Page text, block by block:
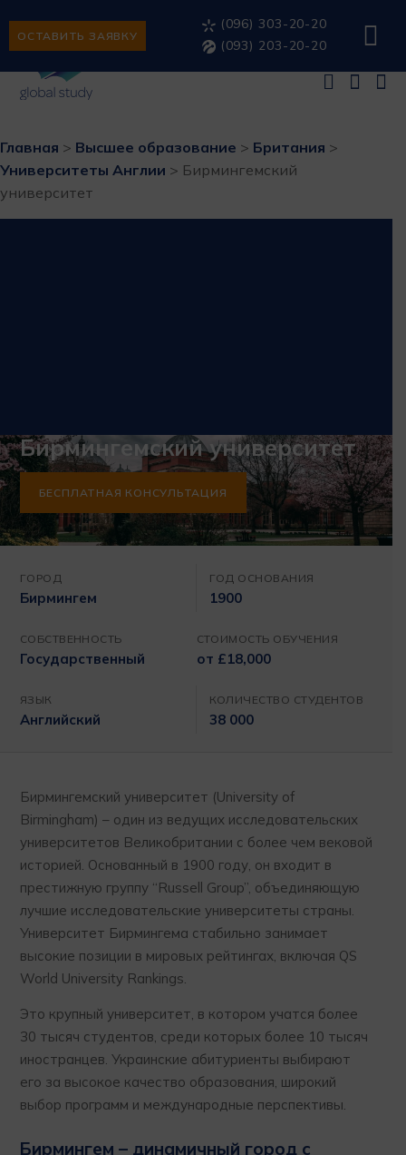
ОСТАВИТЬ ЗАЯВКУ
(096) 303-20-20
(093) 203-20-20
Главная > Высшее образование > Британия >
Университеты Англии > Бирмингемский
университет
Бирмингемский университет
БЕСПЛАТНАЯ КОНСУЛЬТАЦИЯ
ГОРОД
Бирмингем
ГОД ОСНОВАНИЯ
1900
СОБСТВЕННОСТЬ
Государственный
СТОИМОСТЬ ОБУЧЕНИЯ
от £18,000
ЯЗЫК
Английский
КОЛИЧЕСТВО СТУДЕНТОВ
38 000
Бирмингемский университет (University of
Birmingham) – один из ведущих исследовательских
университетов Великобритании с более чем вековой
историей. Основанный в 1900 году, он входит в
престижную группу “Russell Group”, объединяющую
лучшие исследовательские университеты страны.
Университет Бирмингема стабильно занимает
высокие позиции в мировых рейтингах, включая QS
World University Rankings.
Это крупный университет, в котором учатся более
30 тысяч студентов, среди которых более 10 тысяч
иностранцев. Украинские абитуриенты выбирают
его за высокое качество образования, широкий
выбор программ и международные перспективы.
Бирмингем – динамичный город с